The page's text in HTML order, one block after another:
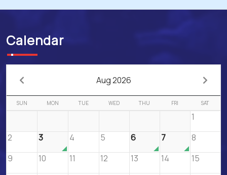
Calendar
Aug 2026
SUN MON TUE WED THU FRI SAT
1
2
3 4 5 6 7
8
9
10 11 12 13 14
15